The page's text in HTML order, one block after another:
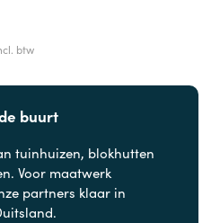
btw
buurt
tuinhuizen, blokhutten
Voor maatwerk
partners klaar in